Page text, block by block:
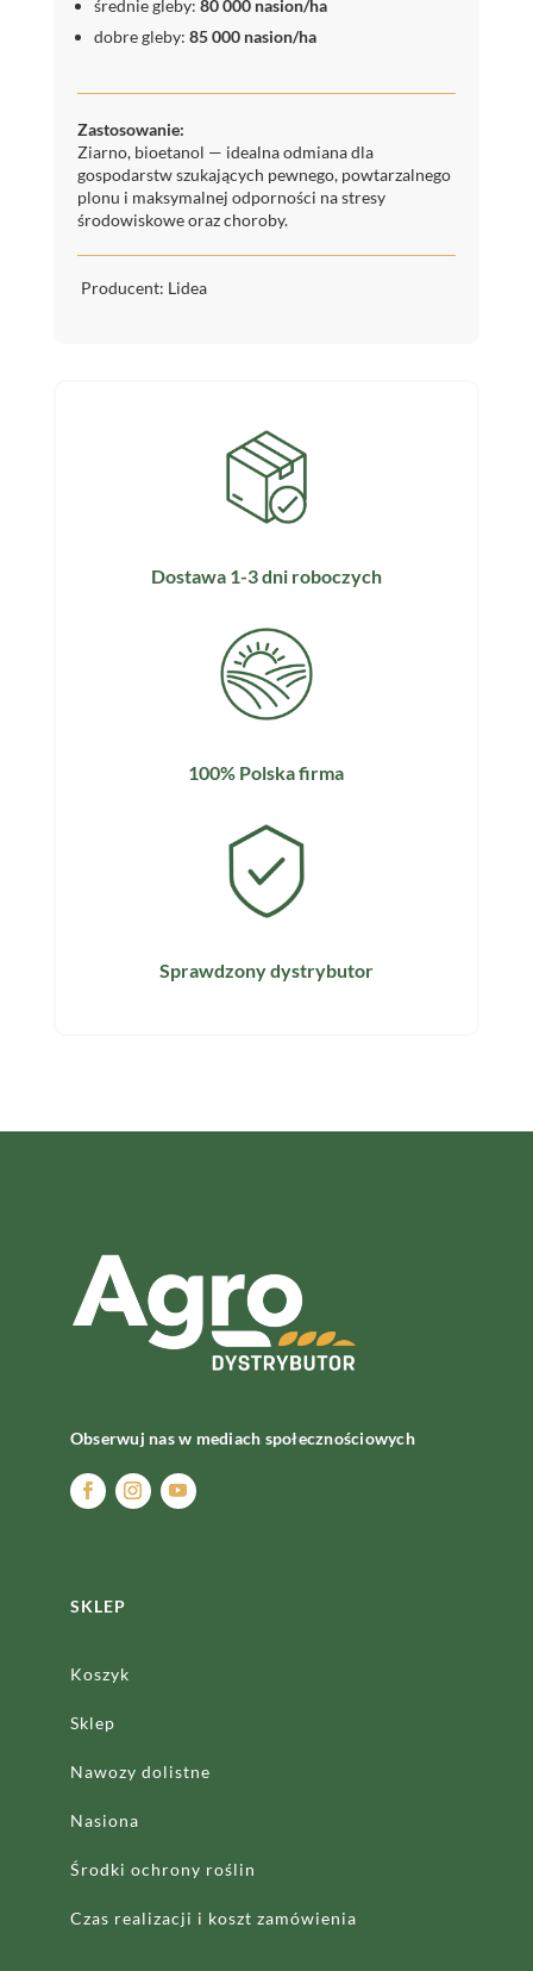
średnie gleby: 80 000 nasion/ha
dobre gleby: 85 000 nasion/ha
Zastosowanie:
Ziarno, bioetanol — idealna odmiana dla
gospodarstw szukających pewnego, powtarzalnego
plonu i maksymalnej odporności na stresy
środowiskowe oraz choroby.
Producent: Lidea
Dostawa 1-3 dni roboczych
100% Polska firma
Sprawdzony dystrybutor
Obserwuj nas w mediach społecznościowych
SKLEP
Koszyk
Sklep
Nawozy dolistne
Nasiona
Środki ochrony roślin
Czas realizacji i koszt zamówienia